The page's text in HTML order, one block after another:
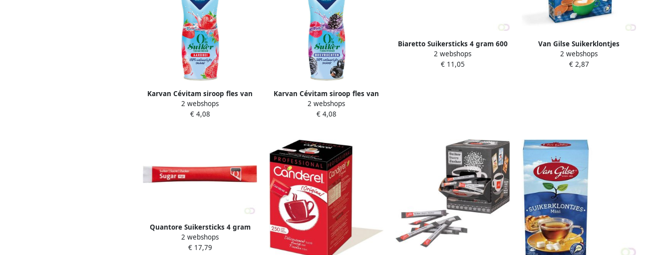
Karvan Cévitam siroop fles van
60 cl 0% suiker aardbei
2 webshops
€ 4,08
Karvan Cévitam siroop fles van
60 cl 0% suiker bosvruchten
2 webshops
€ 4,08
Biaretto Suikersticks 4 gram 600
stuks
2 webshops
€ 11,05
Van Gilse Suikerklontjes
Standaard 1000gram
2 webshops
€ 2,87
Quantore Suikersticks 4 gram
1000 stuks
2 webshops
€ 17,79